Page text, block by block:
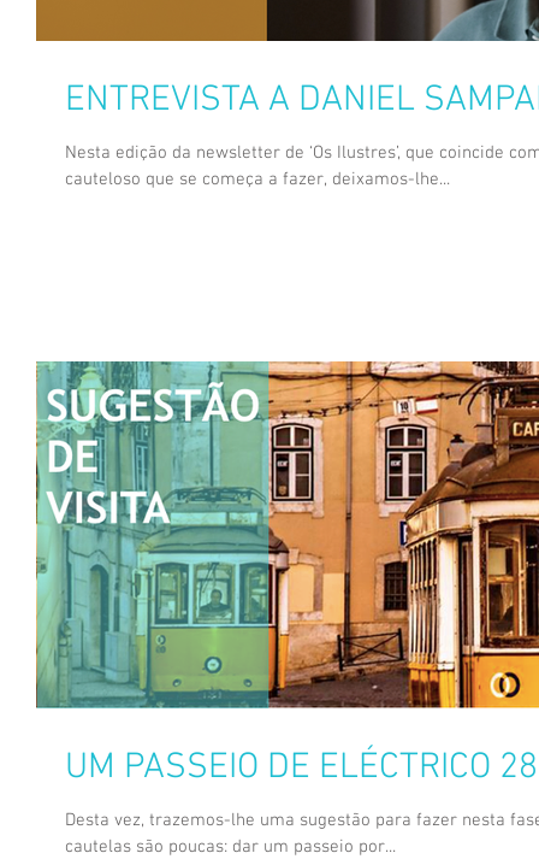
ENTREVISTA A DANIEL
Nesta edição da newsletter de ‘Os Ilustres’, que coincide
cauteloso que se começa a fazer, deixamos-lhe...
UM PASSEIO DE ELÉCTRICO
Desta vez, trazemos-lhe uma sugestão para fazer nesta
cautelas são poucas: dar um passeio por...